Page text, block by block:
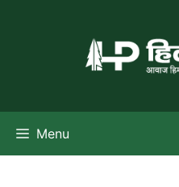
Menu